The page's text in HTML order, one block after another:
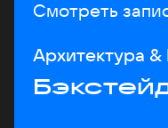
Смотреть
Архитектура